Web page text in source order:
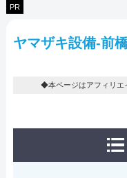
PR
ヤマザキ設備-前
◆本ページはアフィリエ